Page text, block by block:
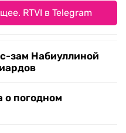
RTVI в Telegram
зам Набиуллиной
о погодном